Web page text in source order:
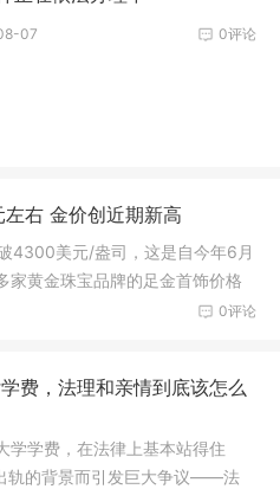
0评论
07
右 金价创近期新高
4300美元/盎司，这是自今年6月
家黄金珠宝品牌的足金首饰价格
0评论
费，法理和亲情到底该怎么
学学费，在法律上基本站得住
轨的背景而引发巨大争议——法